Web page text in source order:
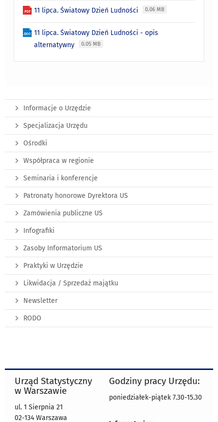
11 lipca. Światowy Dzień Ludności 0.06 MB
11 lipca. Światowy Dzień Ludności - opis
alternatywny
0.05 MB
Informacje o Urzędzie
Specjalizacja Urzędu
Ośrodki
Współpraca w regionie
Seminaria i konferencje
Patronaty honorowe Dyrektora US
Zamówienia publiczne US
Infografiki
Zasoby Informatorium US
Praktyki w Urzędzie
Likwidacja / Sprzedaż majątku
Newsletter
RODO
Urząd Statystyczny
w Warszawie
ul. 1 Sierpnia 21
02-134 Warszawa
Godziny pracy Urzędu:
poniedziałek-piątek 7.30-15.30